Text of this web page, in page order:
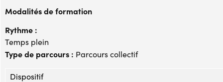
Modalités de formation
Rythme :
Temps plein
Type de parcours : Parcours collectif
Dispositif